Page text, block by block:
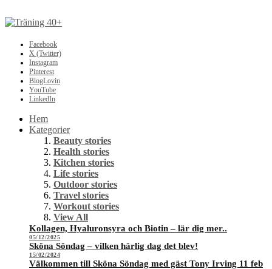
Facebook
X (Twitter)
Instagram
Pinterest
BlogLovin
YouTube
LinkedIn
Hem
Kategorier
Beauty stories
Health stories
Kitchen stories
Life stories
Outdoor stories
Travel stories
Workout stories
View All
Kollagen, Hyaluronsyra och Biotin – lär dig mer..
05/12/2025
Sköna Söndag – vilken härlig dag det blev!
15/02/2024
Välkommen till Sköna Söndag med gäst Tony Irving 11 feb